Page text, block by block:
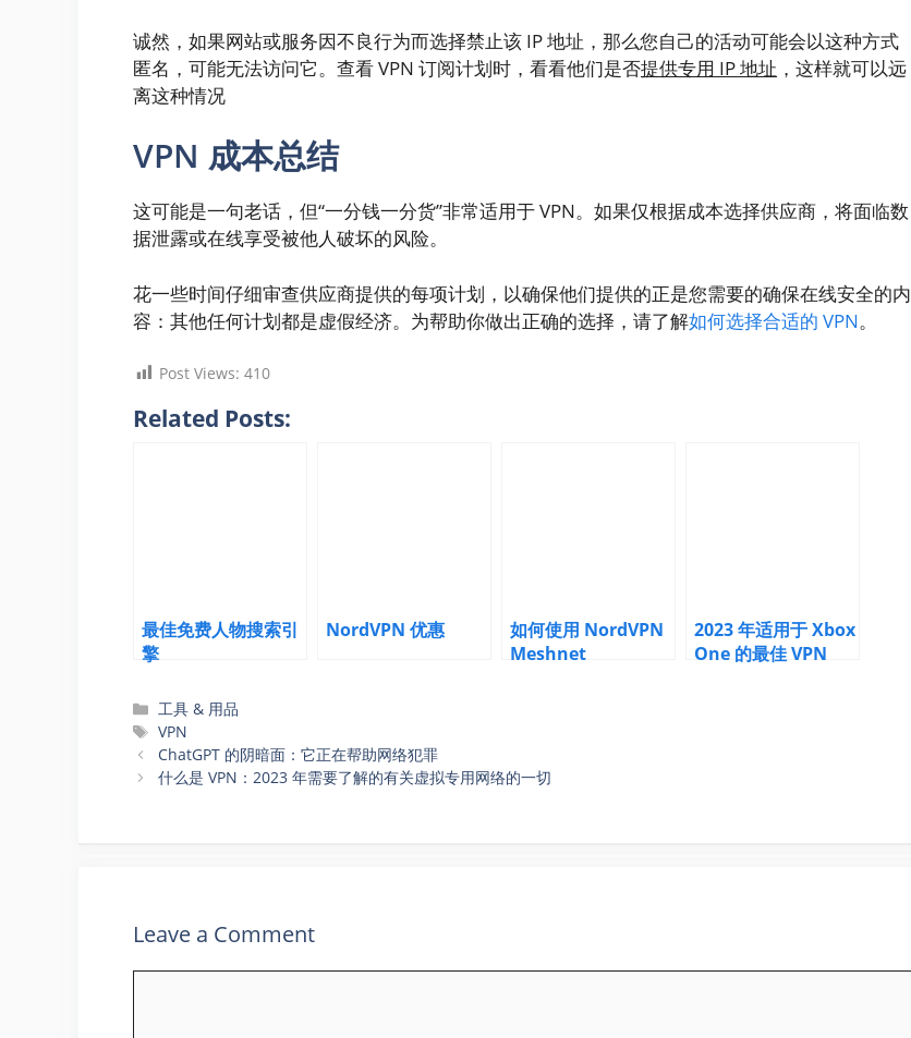
诚然，如果网站或服务因不良行为而选择禁止该 IP 地址，那么您自己的活动可能会以这种方式
匿名，可能无法访问它。查看 VPN 订阅计划时，看看他们是否提供专用 IP 地址 ，这样就可以远
离这种情况
VPN 成本总结
这可能是一句老话，但“一分钱一分货”非常适用于 VPN。如果仅根据成本选择供应商，将面临数
据泄露或在线享受被他人破坏的风险。
花一些时间仔细审查供应商提供的每项计划，以确保他们提供的正是您需要的确保在线安全的内
容：其他任何计划都是虚假经济。为帮助你做出正确的选择，请了解如何选择合适的 VPN。
Post Views: 410
Related Posts:
最佳免费人物搜索引
擎
NordVPN 优惠
如何使用 NordVPN
Meshnet
2023 年适用于 Xbox
One 的最佳 VPN
Categories
工具 & 用品
Tags
VPN
ChatGPT 的阴暗面：它正在帮助网络犯罪
什么是 VPN：2023 年需要了解的有关虚拟专用网络的一切
Leave a Comment